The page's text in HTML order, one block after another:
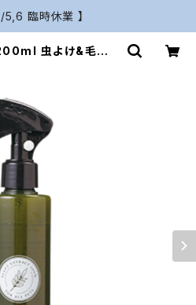
5,6 臨時休業 】
虫よけ&毛艶ス